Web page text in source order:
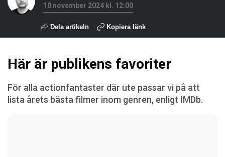
10 november 2024 kl. 12:00
Dela artikeln Kopiera länk
Här är publikens favoriter
För alla actionfantaster där ute passar vi på att
lista årets bästa filmer inom genren, enligt IMDb.